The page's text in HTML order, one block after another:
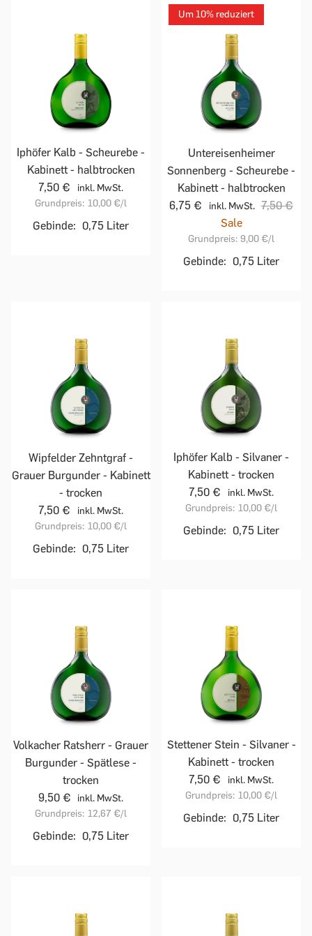
Iphöfer Kalb - Scheurebe -
Kabinett - halbtrocken
7,50 €
inkl. MwSt.
Grundpreis: 10,00 €/l
Gebinde: 0,75 Liter
Um 10% reduziert
Untereisenheimer
Sonnenberg - Scheurebe -
Kabinett - halbtrocken
6,75 €
inkl. MwSt. 7,50 €
Sale
Grundpreis: 9,00 €/l
Gebinde: 0,75 Liter
Wipfelder Zehntgraf -
Grauer Burgunder - Kabinett
- trocken
7,50 €
inkl. MwSt.
Grundpreis: 10,00 €/l
Gebinde: 0,75 Liter
Iphöfer Kalb - Silvaner -
Kabinett - trocken
7,50 €
inkl. MwSt.
Grundpreis: 10,00 €/l
Gebinde: 0,75 Liter
Volkacher Ratsherr - Grauer
Burgunder - Spätlese -
trocken
9,50 €
inkl. MwSt.
Grundpreis: 12,67 €/l
Gebinde: 0,75 Liter
Stettener Stein - Silvaner -
Kabinett - trocken
7,50 €
inkl. MwSt.
Grundpreis: 10,00 €/l
Gebinde: 0,75 Liter